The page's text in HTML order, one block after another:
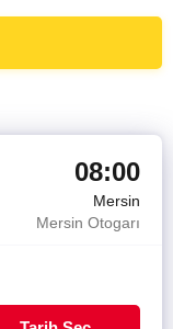
08:00
Mersin
Mersin Otogarı